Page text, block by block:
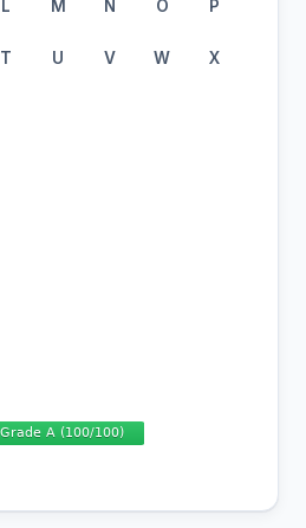
L M N O P
T U V W X